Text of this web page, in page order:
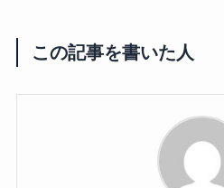
この記事を書いた人